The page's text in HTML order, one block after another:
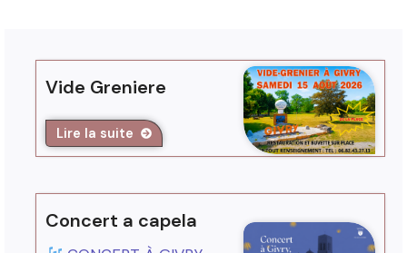
Vide Greniere
Lire la suite
Concert a capela